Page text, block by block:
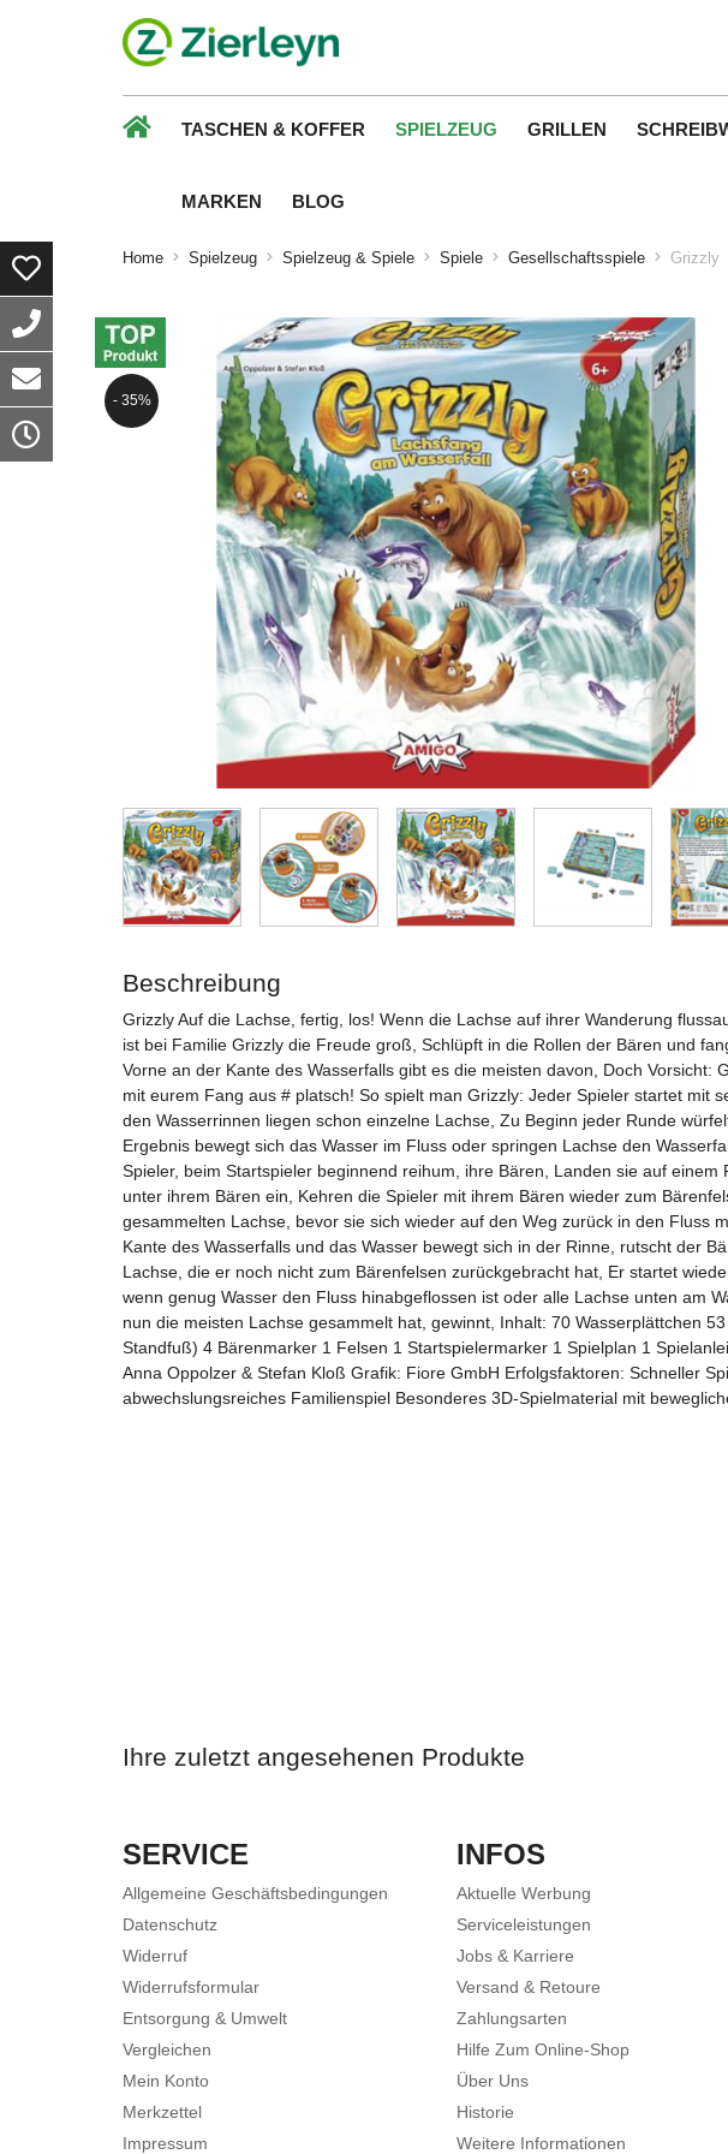
TASCHEN & KOFFER SPIELZEUG GRILLEN
MARKEN BLOG
Home Spielzeug Spielzeug & Spiele Spiele Gesellschaftsspiele Grizzly
- 35%
Beschreibung
Grizzly Auf die Lachse, fertig, los! Wenn die Lachse auf ihrer Wanderung
ist bei Familie Grizzly die Freude groß, Schlüpft in die Rollen der Bären und
Vorne an der Kante des Wasserfalls gibt es die meisten davon, Doch Vorsicht:
mit eurem Fang aus # platsch! So spielt man Grizzly: Jeder Spieler startet mit
den Wasserrinnen liegen schon einzelne Lachse, Zu Beginn jeder Runde
Ergebnis bewegt sich das Wasser im Fluss oder springen Lachse den
Spieler, beim Startspieler beginnend reihum, ihre Bären, Landen sie auf
unter ihrem Bären ein, Kehren die Spieler mit ihrem Bären wieder zum
gesammelten Lachse, bevor sie sich wieder auf den Weg zurück in den Fluss
Kante des Wasserfalls und das Wasser bewegt sich in der Rinne, rutscht der
Lachse, die er noch nicht zum Bärenfelsen zurückgebracht hat, Er startet
wenn genug Wasser den Fluss hinabgeflossen ist oder alle Lachse unten am
nun die meisten Lachse gesammelt hat, gewinnt, Inhalt: 70 Wasserplättchen
Standfuß) 4 Bärenmarker 1 Felsen 1 Startspielermarker 1 Spielplan 1
Anna Oppolzer & Stefan Kloß Grafik: Fiore GmbH Erfolgsfaktoren: Schneller
abwechslungsreiches Familienspiel Besonderes 3D-Spielmaterial mit
Ihre zuletzt angesehenen Produkte
SERVICE
Allgemeine Geschäftsbedingungen
Datenschutz
Widerruf
Widerrufsformular
Entsorgung & Umwelt
Vergleichen
Mein Konto
Merkzettel
Impressum
INFOS
Aktuelle Werbung
Serviceleistungen
Jobs & Karriere
Versand & Retoure
Zahlungsarten
Hilfe Zum Online-Shop
Über Uns
Historie
Weitere Informationen